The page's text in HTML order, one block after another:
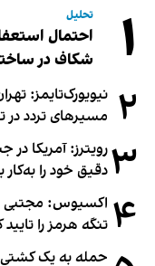
۱ تحلیل
احتمال
شکاف در
۲ نیویورک‌تایمز:
مسیرهای تردد در
۳رویترز: آمریکا
دقیق خود را
۴ اکسیوس: مجتبی
تنگه هرمز را
حمله به یک کشتی